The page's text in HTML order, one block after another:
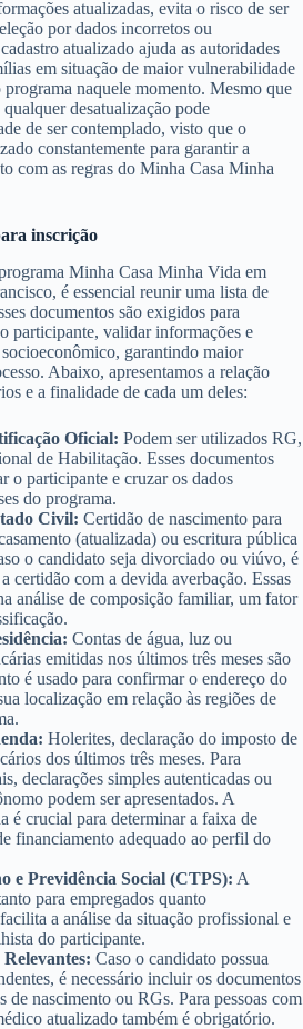
atualizadas, evita o risco de ser
por dados incorretos ou
atualizado ajuda as autoridades
em situação de maior vulnerabilidade
naquele momento. Mesmo que
desatualização pode
de ser contemplado, visto que o
constantemente para garantir a
com as regras do Minha Casa Minha
inscrição
Minha Casa Minha Vida em
é essencial reunir uma lista de
documentos são exigidos para
participante, validar informações e
garantindo maior
Abaixo, apresentamos a relação
e a finalidade de cada um deles:
Oficial: Podem ser utilizados RG,
de Habilitação. Esses documentos
o participante e cruzar os dados
do programa.
Civil: Certidão de nascimento para
(atualizada) ou escritura pública
o candidato seja divorciado ou viúvo, é
certidão com a devida averbação. Essas
análise de composição familiar, um fator
Contas de água, luz ou
emitidas nos últimos três meses são
é usado para confirmar o endereço do
localização em relação às regiões de
Holerites, declaração do imposto de
dos últimos três meses. Para
declarações simples autenticadas ou
podem ser apresentados. A
é crucial para determinar a faixa de
financiamento adequado ao perfil do
e Previdência Social (CTPS): A
para empregados quanto
a análise da situação profissional e
do participante.
Caso o candidato possua
é necessário incluir os documentos
de nascimento ou RGs. Para pessoas com
atualizado também é obrigatório.